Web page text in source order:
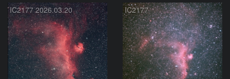
IC2177 2026.03.20 IC2177